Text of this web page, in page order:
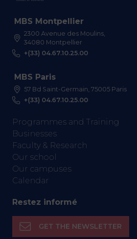
MBS Montpellier
2300 Avenue des Moulins,
34080 Montpellier
+(33) 04.67.10.25.00
MBS Paris
57 Bd Saint-Germain, 75005 Paris
+(33) 04.67.10.25.00
Programmes and Training
Businesses
Faculty & Research
Our school
Our campuses
Calendar
Restez informé
GET THE NEWSLETTER